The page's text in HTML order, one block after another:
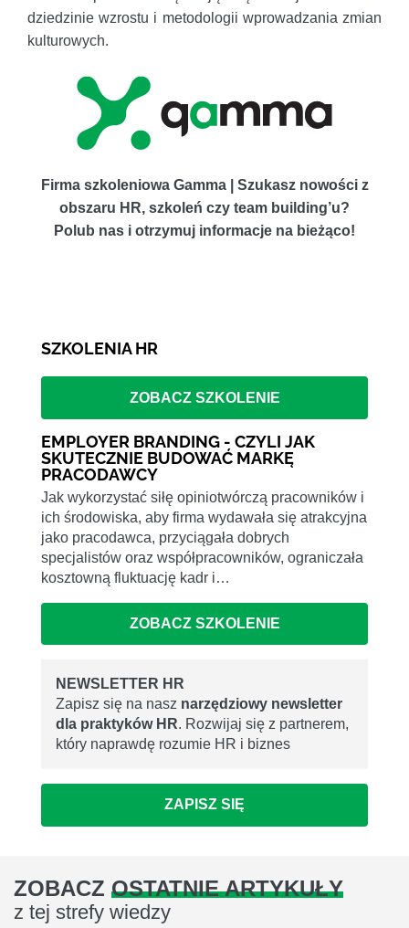
dziedzinie wzrostu i metodologii wprowadzania zmian
kulturowych.
Firma szkoleniowa Gamma | Szukasz nowości z
obszaru HR, szkoleń czy team building’u?
Polub nas i otrzymuj informacje na bieżąco!
SZKOLENIA HR
ZOBACZ SZKOLENIE
EMPLOYER BRANDING - CZYLI JAK
SKUTECZNIE BUDOWAĆ MARKĘ
PRACODAWCY
Jak wykorzystać siłę opiniotwórczą pracowników i
ich środowiska, aby firma wydawała się atrakcyjna
jako pracodawca, przyciągała dobrych
specjalistów oraz współpracowników, ograniczała
kosztowną fluktuację kadr i…
ZOBACZ SZKOLENIE
NEWSLETTER HR
Zapisz się na nasz narzędziowy newsletter
dla praktyków HR. Rozwijaj się z partnerem,
który naprawdę rozumie HR i biznes
ZAPISZ SIĘ
ZOBACZ OSTATNIE ARTYKUŁY
z tej strefy wiedzy